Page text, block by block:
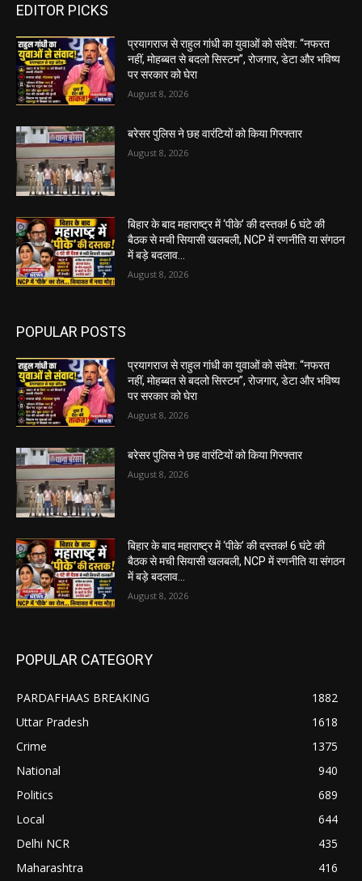
EDITOR PICKS
प्रयागराज से राहुल गांधी का युवाओं को संदेश: “नफरत
नहीं, मोहब्बत से बदलो सिस्टम”, रोजगार, डेटा और भविष्य
पर सरकार को घेरा
August 8, 2026
बरेसर पुलिस ने छह वारंटियों को किया गिरफ्तार
August 8, 2026
बिहार के बाद महाराष्ट्र में ‘पीके’ की दस्तक! 6 घंटे की
बैठक से मची सियासी खलबली, NCP में रणनीति या संगठन
में बड़े बदलाव...
August 8, 2026
POPULAR POSTS
प्रयागराज से राहुल गांधी का युवाओं को संदेश: “नफरत
नहीं, मोहब्बत से बदलो सिस्टम”, रोजगार, डेटा और भविष्य
पर सरकार को घेरा
August 8, 2026
बरेसर पुलिस ने छह वारंटियों को किया गिरफ्तार
August 8, 2026
बिहार के बाद महाराष्ट्र में ‘पीके’ की दस्तक! 6 घंटे की
बैठक से मची सियासी खलबली, NCP में रणनीति या संगठन
में बड़े बदलाव...
August 8, 2026
POPULAR CATEGORY
PARDAFHAAS BREAKING
1882
Uttar Pradesh
1618
Crime
1375
National
940
Politics
689
Local
644
Delhi NCR
435
Maharashtra
416